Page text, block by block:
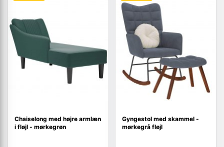
Chaiselong med højre armlæn
i fløjl - mørkegrøn
Gyngestol med skammel -
mørkegrå fløjl